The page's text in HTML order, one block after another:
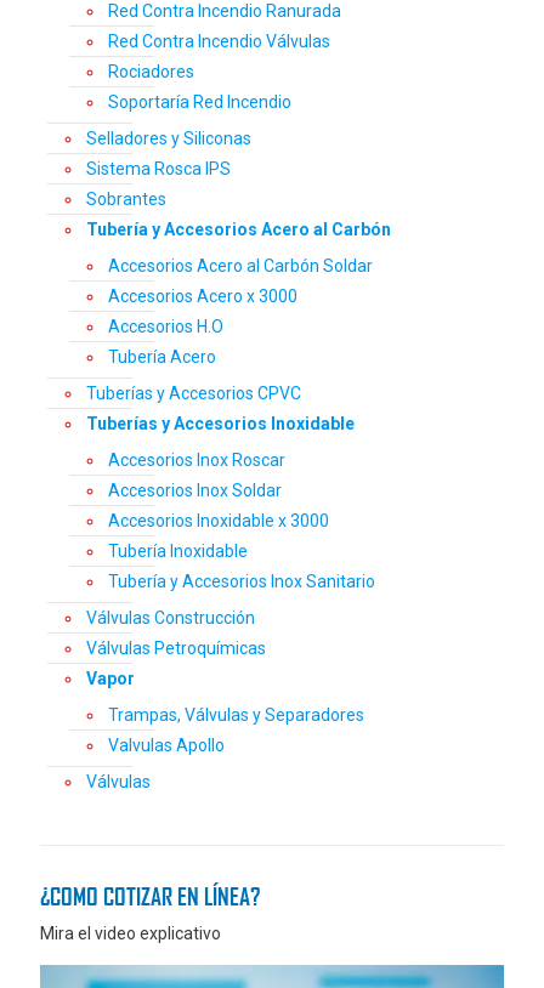
Red Contra Incendio Ranurada
Red Contra Incendio Válvulas
Rociadores
Soportaría Red Incendio
Selladores y Siliconas
Sistema Rosca IPS
Sobrantes
Tubería y Accesorios Acero al Carbón
Accesorios Acero al Carbón Soldar
Accesorios Acero x 3000
Accesorios H.O
Tubería Acero
Tuberías y Accesorios CPVC
Tuberías y Accesorios Inoxidable
Accesorios Inox Roscar
Accesorios Inox Soldar
Accesorios Inoxidable x 3000
Tubería Inoxidable
Tubería y Accesorios Inox Sanitario
Válvulas Construcción
Válvulas Petroquímicas
Vapor
Trampas, Válvulas y Separadores
Valvulas Apollo
Válvulas
¿COMO COTIZAR EN LÍNEA?
Mira el video explicativo